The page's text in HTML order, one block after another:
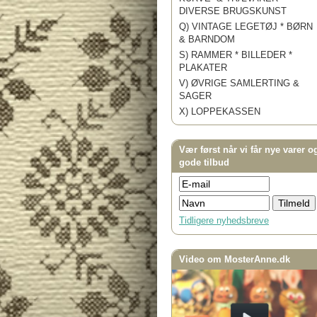
DIVERSE BRUGSKUNST
Q) VINTAGE LEGETØJ * BØRN
& BARNDOM
S) RAMMER * BILLEDER *
PLAKATER
V) ØVRIGE SAMLERTING &
SAGER
X) LOPPEKASSEN
Vær først når vi får nye varer
gode tilbud
Tidligere nyhedsbreve
Video om MosterAnne.dk